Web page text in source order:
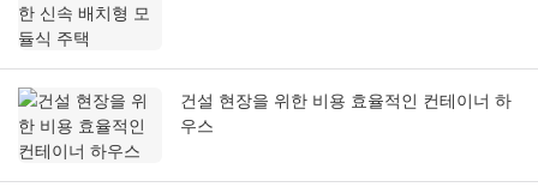
건설 현장을 위한 비용 효율적인 컨테이너 하
우스